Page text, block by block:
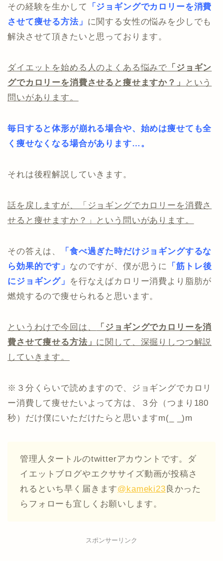
その経験を生かして
「ジョギングでカロリーを消費
させて痩せる方法」 に関する女性の悩みを少しでも
解決させて頂きたいと思っております。
ダイエットを始める人のよくある悩みで 「ジョギン
グでカロリーを消費させると痩せますか？」
という
問いがあります。
毎日すると体形が崩れる場合や、始めは痩せても全
く痩せなくなる場合があります…。
それは後程解説していきます。
話を戻しますが、「ジョギングでカロリーを消費さ
せると痩せますか？」という問いがあります。
その答えは、
「食べ過ぎた時だけジョギングするな
ら効果的です」 なのですが、僕が思うに
「筋トレ後
にジョギング」
を行なえばカロリー消費より脂肪が
燃焼するので痩せられると思います。
というわけで今回は、
「ジョギングでカロリーを消
費させて痩せる方法」 に関して、深掘りしつつ解説
していきます。
※３分くらいで読めますので、ジョギングでカロリ
ー消費して痩せたいよって方は、３分（つまり180
秒）だけ僕にいただけたらと思いますm(_ _)m
管理人タートルのtwitterアカウントです。ダ
イエットブログやエクササイズ動画が投稿さ
れるといち早く届きます@kameki23良かった
らフォローも宜しくお願いします。
スポンサーリンク